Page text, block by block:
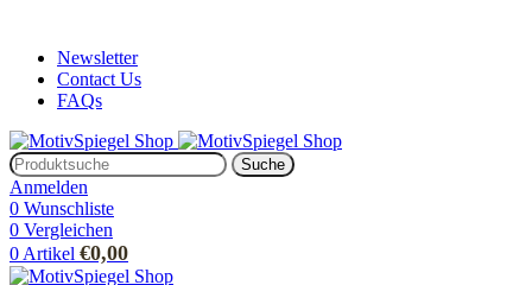
Newsletter
Contact Us
FAQs
Suche
Anmelden
0 Wunschliste
0 Vergleichen
0 Artikel €0,00